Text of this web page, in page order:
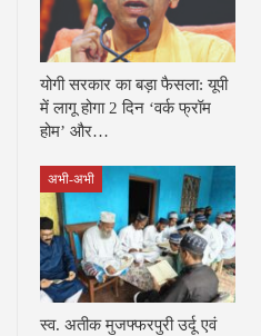
योगी सरकार का बड़ा फैसला: यूपी
में लागू होगा 2 दिन ‘वर्क फ्रॉम
होम’ और…
अभी-अभी
स्व. अतीक मुजफ्फरपुरी उर्दू एवं